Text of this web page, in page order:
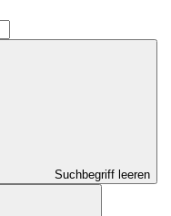
Suchbegriff leeren